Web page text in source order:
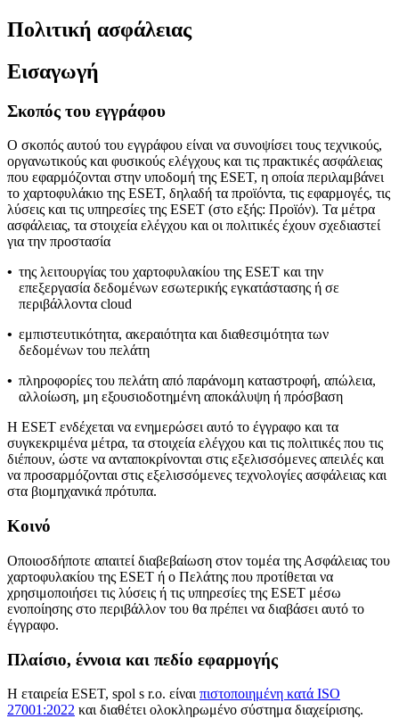
Πολιτική ασφάλειας
Εισαγωγή
Σκοπός του εγγράφου
Ο σκοπός αυτού του εγγράφου είναι να συνοψίσει τους τεχνικούς,
οργανωτικούς και φυσικούς ελέγχους και τις πρακτικές ασφάλειας
που εφαρμόζονται στην υποδομή της ESET, η οποία περιλαμβάνει
το χαρτοφυλάκιο της ESET, δηλαδή τα προϊόντα, τις εφαρμογές, τις
λύσεις και τις υπηρεσίες της ESET (στο εξής: Προϊόν). Τα μέτρα
ασφάλειας, τα στοιχεία ελέγχου και οι πολιτικές έχουν σχεδιαστεί
για την προστασία
• της λειτουργίας του χαρτοφυλακίου της ESET και την
επεξεργασία δεδομένων εσωτερικής εγκατάστασης ή σε
περιβάλλοντα cloud
• εμπιστευτικότητα, ακεραιότητα και διαθεσιμότητα των
δεδομένων του πελάτη
• πληροφορίες του πελάτη από παράνομη καταστροφή, απώλεια,
αλλοίωση, μη εξουσιοδοτημένη αποκάλυψη ή πρόσβαση
Η ESET ενδέχεται να ενημερώσει αυτό το έγγραφο και τα
συγκεκριμένα μέτρα, τα στοιχεία ελέγχου και τις πολιτικές που τις
διέπουν, ώστε να ανταποκρίνονται στις εξελισσόμενες απειλές και
να προσαρμόζονται στις εξελισσόμενες τεχνολογίες ασφάλειας και
στα βιομηχανικά πρότυπα.
Κοινό
Οποιοσδήποτε απαιτεί διαβεβαίωση στον τομέα της Ασφάλειας του
χαρτοφυλακίου της ESET ή ο Πελάτης που προτίθεται να
χρησιμοποιήσει τις λύσεις ή τις υπηρεσίες της ESET μέσω
ενοποίησης στο περιβάλλον του θα πρέπει να διαβάσει αυτό το
έγγραφο.
Πλαίσιο, έννοια και πεδίο εφαρμογής
Η εταιρεία ESET, spol s r.o. είναι πιστοποιημένη κατά ISO
27001:2022 και διαθέτει ολοκληρωμένο σύστημα διαχείρισης.